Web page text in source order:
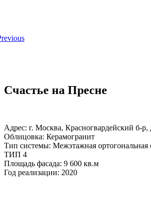
Счастье на Пресне
Адрес: г. Москва, Красногвардейский б-р,
Облицовка: Керамогранит
Тип системы: Межэтажная ортогональная
ТИП 4
Площадь фасада: 9 600 кв.м
Год реализации: 2020